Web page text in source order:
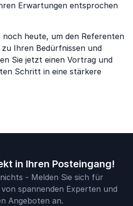
Erwartungen entsprochen
noch heute, um den Referenten
Ihren Bedürfnissen und
Sie jetzt einen Vortrag und
Schritt in eine stärkere
in Ihren Posteingang!
- Melden Sie sich für
spannenden Experten und
Angeboten an.